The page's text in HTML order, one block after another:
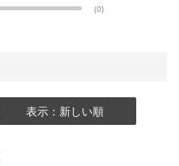
(0)
表示：新しい順